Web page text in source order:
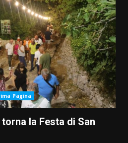
Pagina
la Festa di San